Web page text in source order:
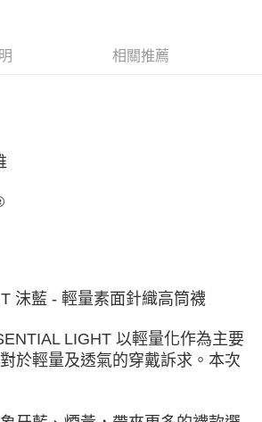
相關推薦
沫藍 - 輕量素面針織高筒襪
LIGHT 以輕量化作為主要
於輕量及透氣的穿戴訴求。本次